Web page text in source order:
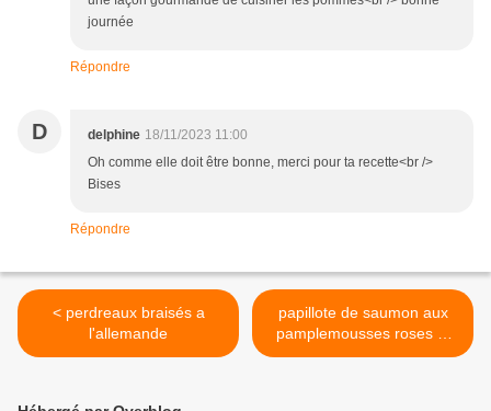
journée
Répondre
D delphine 18/11/2023 11:00
Oh comme elle doit être bonne, merci pour ta recette<br />
Bises
Répondre
< perdreaux braisés a
l'allemande
papillote de saumon aux
pamplemousses roses et
aux asperges >